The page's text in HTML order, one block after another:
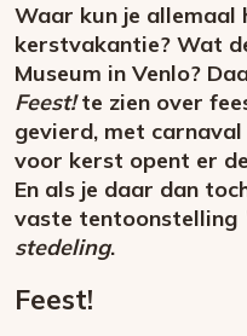
Waar kun je allemaal
kerstvakantie? Wat
Museum in Venlo?
Feest!te zien over
gevierd, met
voor kerst opent er
En als je daar dan
vaste tentoonstelling
stedeling.
Feest!